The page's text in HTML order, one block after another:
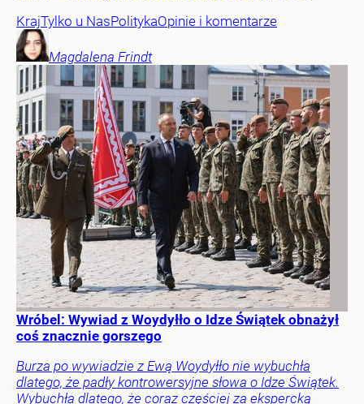
KrajTylko u NasPolitykaOpinie i komentarze
Magdalena Frindt
Wróbel: Wywiad z Woydyłło o Idze Świątek obnażył
coś znacznie gorszego
Burza po wywiadzie z Ewą Woydyłło nie wybuchła
dlatego, że padły kontrowersyjne słowa o Idze Świątek.
Wybuchła dlatego, że coraz częściej za ekspercką